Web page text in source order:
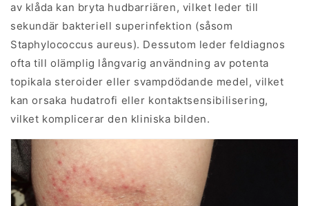
av klåda kan bryta hudbarriären, vilket leder till
sekundär bakteriell superinfektion (såsom
Staphylococcus aureus). Dessutom leder feldiagnos
ofta till olämplig långvarig användning av potenta
topikala steroider eller svampdödande medel, vilket
kan orsaka hudatrofi eller kontaktsensibilisering,
vilket komplicerar den kliniska bilden.